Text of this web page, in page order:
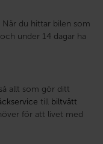
du hittar bilen som
under 14 dagar ha
allt som gör ditt
till biltvätt
för att livet med